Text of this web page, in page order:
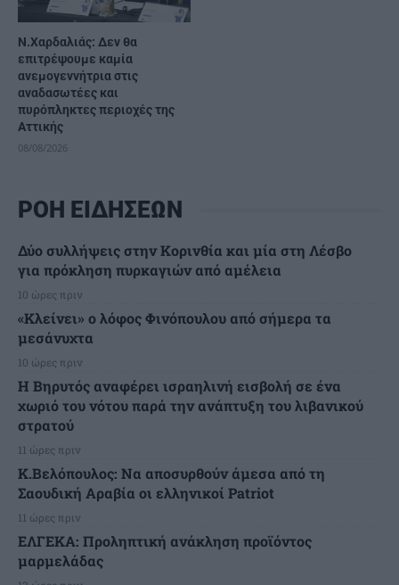
Ν.Χαρδαλιάς: Δεν θα
επιτρέψουμε καμία
ανεμογεννήτρια στις
αναδασωτέες και
πυρόπληκτες περιοχές της
Αττικής
08/08/2026
ΡΟΗ ΕΙΔΗΣΕΩΝ
Δύο συλλήψεις στην Κορινθία και μία στη Λέσβο
για πρόκληση πυρκαγιών από αμέλεια
10 ώρες πριν
«Κλείνει» ο λόφος Φινόπουλου από σήμερα τα
μεσάνυχτα
10 ώρες πριν
Η Βηρυτός αναφέρει ισραηλινή εισβολή σε ένα
χωριό του νότου παρά την ανάπτυξη του λιβανικού
στρατού
11 ώρες πριν
Κ.Βελόπουλος: Να αποσυρθούν άμεσα από τη
Σαουδική Αραβία οι ελληνικοί Patriot
11 ώρες πριν
ΕΛΓΕΚΑ: Προληπτική ανάκληση προϊόντος
μαρμελάδας